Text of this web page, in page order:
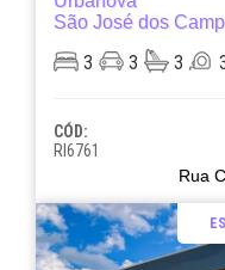
São José dos
3 3 3
CÓD:
RI6761
Rua